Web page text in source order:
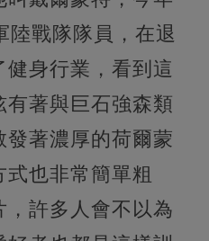
陸戰隊隊員，在退
身行業，看到這
著與巨石強森類
著濃厚的荷爾蒙
也非常簡單粗
許多人會不以為